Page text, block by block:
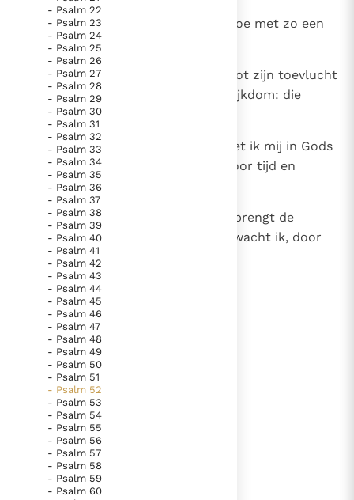
"naar het innerlijk" toe te keren.
RK Documenten stelt heel veel belangrijke
kerkelijke documenten van de Rooms
Katholieke Kerk in het Nederlands beschikbaar
en is volledig afhankelijk van donaties.
Ik help mee!
- Psalm 22
- Psalm 23
- Psalm 24
- Psalm 25
- Psalm 26
- Psalm 27
- Psalm 28
- Psalm 29
- Psalm 30
- Psalm 31
- Psalm 32
- Psalm 33
- Psalm 34
- Psalm 35
- Psalm 36
- Psalm 37
- Psalm 38
- Psalm 39
- Psalm 40
- Psalm 41
- Psalm 42
- Psalm 43
- Psalm 44
- Psalm 45
- Psalm 46
- Psalm 47
- Psalm 48
- Psalm 49
- Psalm 50
- Psalm 51
- Psalm 52
- Psalm 53
- Psalm 54
- Psalm 55
- Psalm 56
- Psalm 57
- Psalm 58
- Psalm 59
- Psalm 60
Rechtvaardigen zien huiverend hoe met zo een
gespot wordt:
'Zie onze held, die nimmer God tot zijn toevlucht
stelde, zijn kracht zocht in zijn rijkdom: die
groeide in wat zijn val werd.'
Ik - als een groene olijfboom weet ik mij in Gods
hoven, van Gods genade zeker voor tijd en
eeuwigheid.
U loof ik, zonder einde, want Gij brengt de
vervulling; uw naam vol rijkdom wacht ik, door
uw getrouwen omringd.